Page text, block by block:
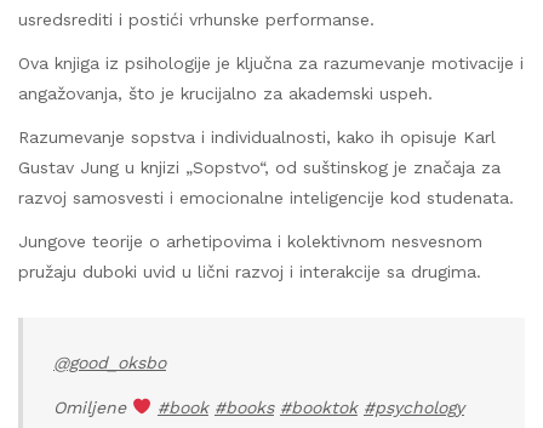
usredsrediti i postići vrhunske performanse.
Ova knjiga iz psihologije je ključna za razumevanje motivacije i
angažovanja, što je krucijalno za akademski uspeh.
Razumevanje sopstva i individualnosti, kako ih opisuje Karl
Gustav Jung u knjizi „Sopstvo“, od suštinskog je značaja za
razvoj samosvesti i emocionalne inteligencije kod studenata.
Jungove teorije o arhetipovima i kolektivnom nesvesnom
pružaju duboki uvid u lični razvoj i interakcije sa drugima.
@good_oksbo
Omiljene #book #books #booktok #psychology